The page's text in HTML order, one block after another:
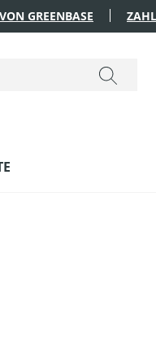
GREENBASE